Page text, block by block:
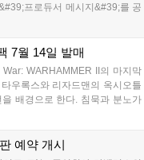
프로듀서 메시지&#39;를 공
의 대지』 프로듀서 메시지 다
7월 14일 발매
WARHAMMER II의 마지막
우록스와 리자드맨의 옥시오틀
배경으로 한다. 침묵과 분노가
가? 살아있는 황동, 분노로 날
예약 개시